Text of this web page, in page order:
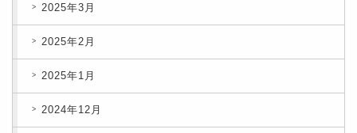
2025年3月
2025年2月
2025年1月
2024年12月